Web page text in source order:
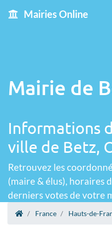
Mairies Online
Mairie de
Informations
ville de Betz,
Retrouvez les
(maire & élus), horaires
derniers votes de votre
France Hauts-de-